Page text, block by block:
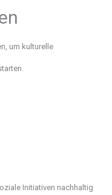
um kulturelle
Initiativen nachhaltig